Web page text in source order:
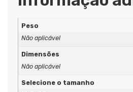
Peso
Não aplicável
Dimensões
Não aplicável
Selecione o tamanho